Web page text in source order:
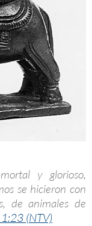
y glorioso,
se hicieron con
de animales de
(NTV)